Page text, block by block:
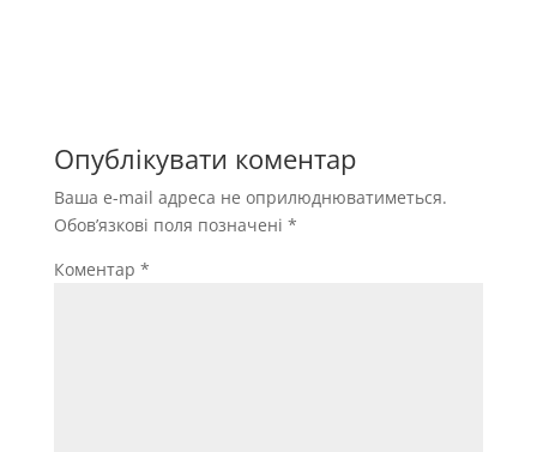
Опублікувати коментар
Ваша e-mail адреса не оприлюднюватиметься.
Обов’язкові поля позначені *
Коментар *